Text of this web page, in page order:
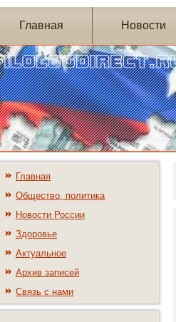
Главная Новости
Главная
Общество, политика
Новости России
Здоровье
Актуальное
Архив записей
Связь с нами